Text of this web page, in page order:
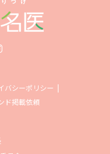
バシーポリシー
ド掲載依頼